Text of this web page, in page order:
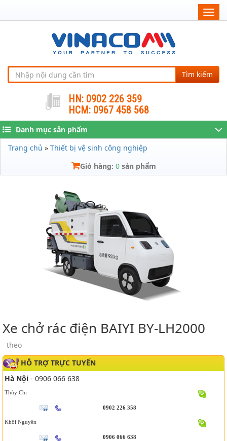
Tìm kiếm
HN: 0902 226 359
HCM: 0967 458 568
Danh mục sản phẩm
Trang chủ » Thiết bị vệ sinh công nghiệp
Giỏ hàng: 0sản phẩm
Xe chở rác điện BAIYI BY-LH2000
theo
HỖ TRỢ TRỰC TUYẾN
Hà Nội - 0906 066 638
Thùy Chi
0902 226 358
Khôi Nguyên
0906 066 638